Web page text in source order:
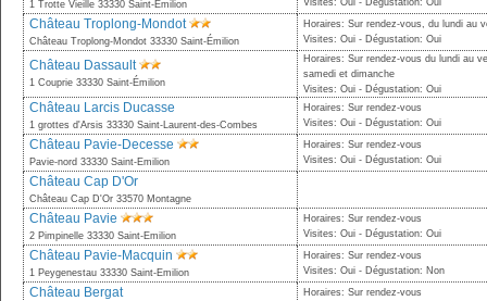
1 Trotte Vieille 33330 Saint-Emilion
Visites: Oui - Dégustation: Oui
Château Troplong-Mondot
Château Troplong-Mondot 33330 Saint-Émilion
Horaires: Sur rendez-vous, du lundi au
Visites: Oui - Dégustation: Oui
Château Dassault
1 Couprie 33330 Saint-Émilion
Horaires: Sur rendez-vous du lundi au
samedi et dimanche
Visites: Oui - Dégustation: Oui
Château Larcis Ducasse
1 grottes d'Arsis 33330 Saint-Laurent-des-Combes
Horaires: Sur rendez-vous
Visites: Oui - Dégustation: Oui
Château Pavie-Decesse
Pavie-nord 33330 Saint-Emilion
Horaires: Sur rendez-vous
Visites: Oui - Dégustation: Oui
Château Cap D'Or
Château Cap D'Or 33570 Montagne
Château Pavie
2 Pimpinelle 33330 Saint-Emilion
Horaires: Sur rendez-vous
Visites: Oui - Dégustation: Oui
Château Pavie-Macquin
1 Peygenestau 33330 Saint-Emilion
Horaires: Sur rendez-vous
Visites: Oui - Dégustation: Non
Château Bergat
Horaires: Sur rendez-vous